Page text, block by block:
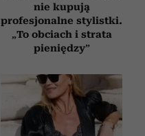
nie kupują
profesjonalne stylistki.
„To obciach i strata
pieniędzy”